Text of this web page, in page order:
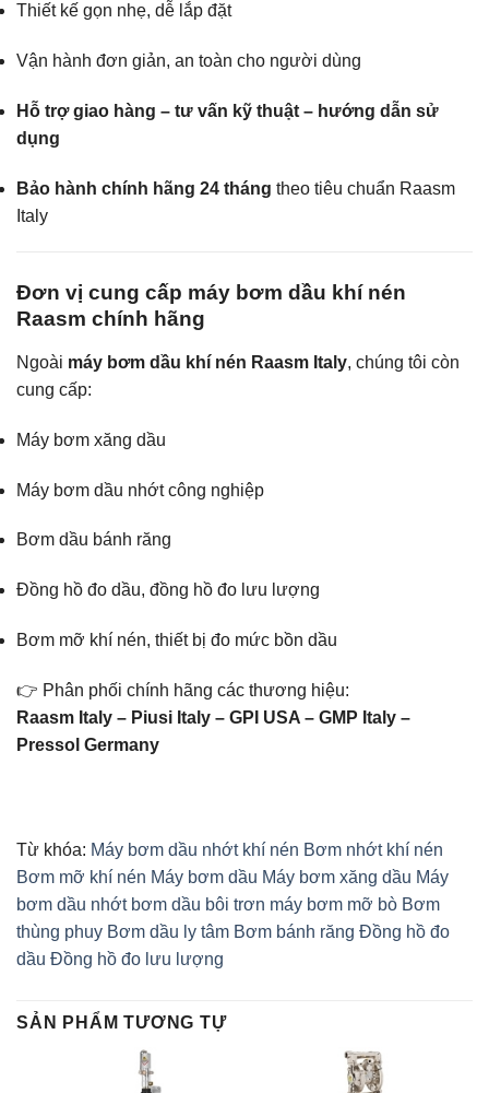
Thiết kế gọn nhẹ, dễ lắp đặt
Vận hành đơn giản, an toàn cho người dùng
Hỗ trợ giao hàng – tư vấn kỹ thuật – hướng dẫn sử
dụng
Bảo hành chính hãng 24 tháng theo tiêu chuẩn Raasm
Italy
Đơn vị cung cấp máy bơm dầu khí nén
Raasm chính hãng
Ngoài máy bơm dầu khí nén Raasm Italy, chúng tôi còn
cung cấp:
Máy bơm xăng dầu
Máy bơm dầu nhớt công nghiệp
Bơm dầu bánh răng
Đồng hồ đo dầu, đồng hồ đo lưu lượng
Bơm mỡ khí nén, thiết bị đo mức bồn dầu
👉 Phân phối chính hãng các thương hiệu:
Raasm Italy – Piusi Italy – GPI USA – GMP Italy –
Pressol Germany
Từ khóa: Máy bơm dầu nhớt khí nén Bơm nhớt khí nén
Bơm mỡ khí nén Máy bơm dầu Máy bơm xăng dầu Máy
bơm dầu nhớt bơm dầu bôi trơn máy bơm mỡ bò Bơm
thùng phuy Bơm dầu ly tâm Bơm bánh răng Đồng hồ đo
dầu Đồng hồ đo lưu lượng
SẢN PHẨM TƯƠNG TỰ